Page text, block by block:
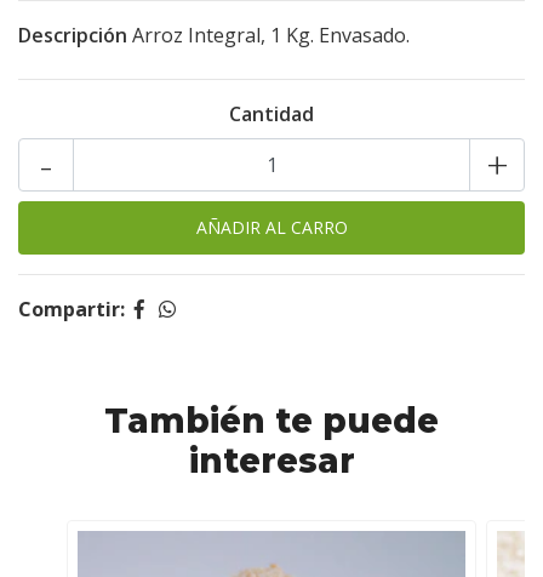
Descripción Arroz Integral, 1 Kg. Envasado.
Cantidad
+
-
Compartir:
También te puede
interesar